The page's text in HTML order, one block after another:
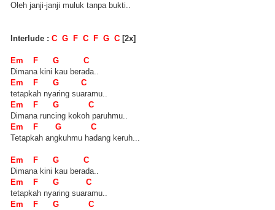
Oleh janji-janji muluk tanpa bukti..
Interlude : C G F C F G C [2x]
Em F G C
Dimana kini kau berada..
Em F G C
tetapkah nyaring suaramu..
Em F G C
Dimana runcing kokoh paruhmu..
Em F G C
Tetapkah angkuhmu hadang keruh...
Em F G C
Dimana kini kau berada..
Em F G C
tetapkah nyaring suaramu..
Em F G C